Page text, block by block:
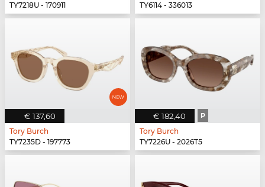
TY7218U - 170911
TY6114 - 336013
€ 137,60
Tory Burch
TY7235D - 197773
€ 182,40 P
Tory Burch
TY7226U - 2026T5